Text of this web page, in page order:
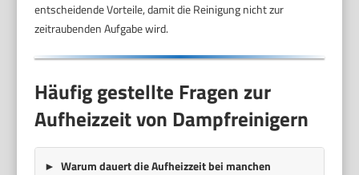
entscheidende Vorteile, damit die Reinigung nicht zur
zeitraubenden Aufgabe wird.
Häufig gestellte Fragen zur
Aufheizzeit von Dampfreinigern
Warum dauert die Aufheizzeit bei manchen